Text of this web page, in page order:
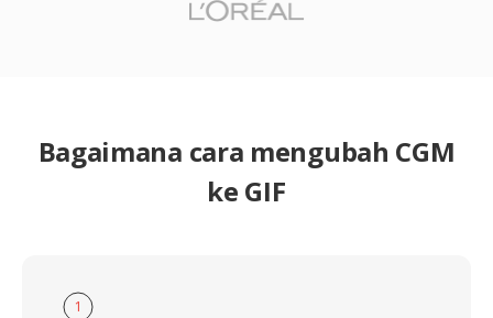
Bagaimana cara mengubah CGM
ke GIF
1